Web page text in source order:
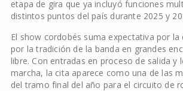
etapa de gira que ya incluyó funciones
distintos puntos del país durante 2025 y
El show cordobés suma expectativa por la
por la tradición de la banda en grandes
libre. Con entradas en proceso de salida y
marcha, la cita aparece como una de las
del tramo final del año para el circuito de